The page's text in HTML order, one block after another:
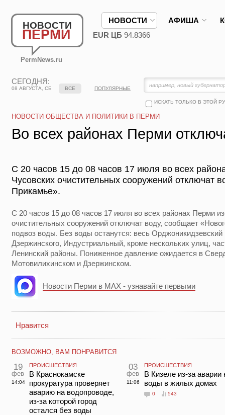
НОВОСТИ
ПЕРМИ
PermNews.ru
НОВОСТИ АФИША
EUR ЦБ 94.8366
СЕГОДНЯ:
08 АВГУСТА, СБ
ИСКАТЬ ТОЛЬКО В ЭТОЙ
ВСЕ ПОПУЛЯРНЫЕ
НОВОСТИ ОБЩЕСТВА И ПОЛИТИКИ В ПЕРМИ
Во всех районах Перми
С 20 часов 15 до 08 часов 17 июля во всех
Чусовских очистительных сооружений отключат
Прикамье».
С 20 часов 15 до 08 часов 17 июля во всех районах Перми
очистительных сооружений отключат воду, сообщает
подвоз воды. Без воды останутся: весь Орджоникидзевский
Дзержинского, Индустриальный, кроме нескольких улиц,
Ленинский районы. Пониженное давление ожидается в
Мотовилихинском и Дзержинском.
Новости Перми в MAX - узнавайте первыми
Нравится
ВОЗМОЖНО, ВАМ ПОНРАВИТСЯ
19
фев
14:04
ПРОИСШЕСТВИЯ
В Краснокамске
прокуратура проверяет
аварию на водопроводе,
из-за которой город
остался без воды
03
фев
11:06
ПРОИСШЕСТВИЯ
В Кизеле из-за аварии
воды в жилых домах
0 543